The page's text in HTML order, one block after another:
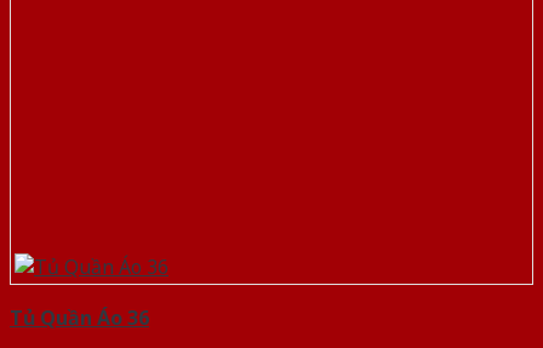
Tủ Quần Áo 36